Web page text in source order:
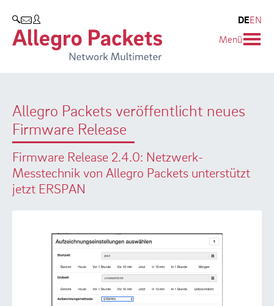
SUCHEN
DEEN
Menü
Allegro Packets veröffentlicht neues
Firmware Release
Firmware Release 2.4.0: Netzwerk-
Messtechnik von Allegro Packets unterstützt
jetzt ERSPAN
Allegro Network Multimeter
Produktübersicht
Use Cases
Whitepaper
Case Studies
Videos
Support
Unternehmen
Partner
Umweltschutz
Forschung und Lehre
Karriere